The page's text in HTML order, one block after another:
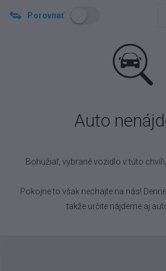
Porovnať
Auto
Bohužiaľ, vybrané vozidlo v túto
Pokojne to však nechajte na nás!
takže určite nájdeme aj